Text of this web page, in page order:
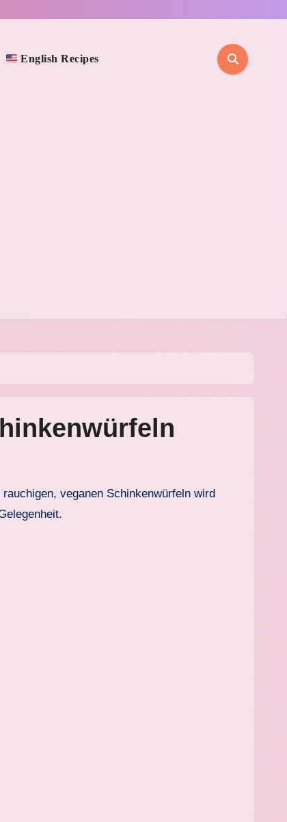
English Recipes